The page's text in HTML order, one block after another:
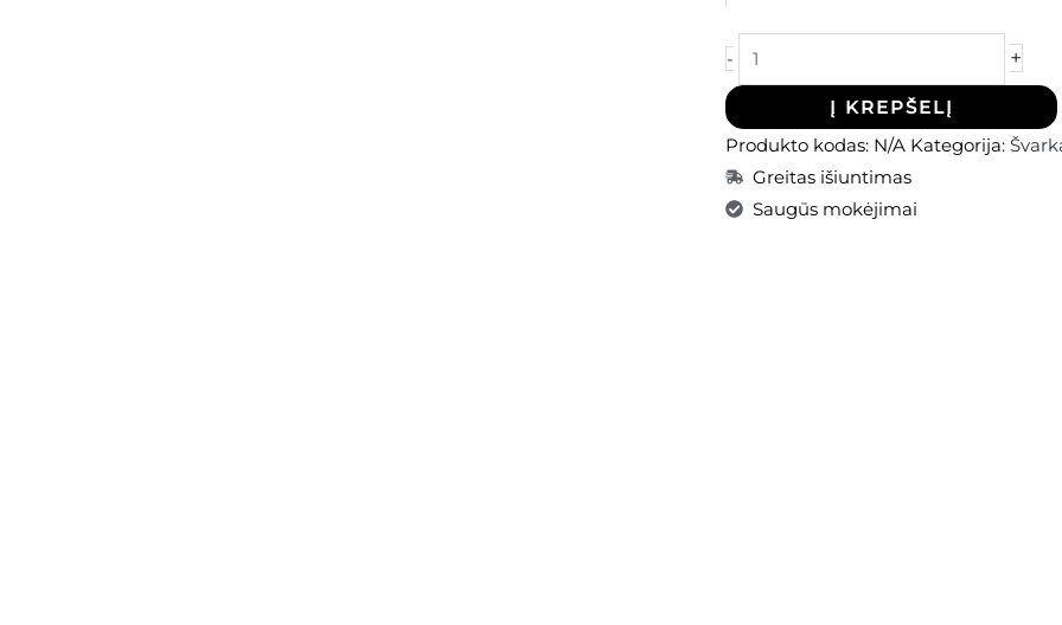
- +
Į KREPŠELĮ
Produkto kodas: N/A Kategorija:
Greitas išiuntimas
Saugūs mokėjimai